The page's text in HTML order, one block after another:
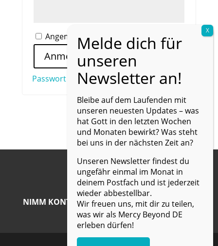
Angemeldet bleiben
Anmelden
Passwort vergessen?
NIMM KONTAKT MIT UNS AUF UND ERFAHRE
MEHR!
Bleibe auf dem Laufenden mit
unseren neuesten Updates – was
hat Gott in den letzten Wochen
und Monaten bewirkt? Was steht
bei uns in der nächsten Zeit an?
Unseren Newsletter findest du
ungefähr einmal im Monat in
deinem Postfach und ist jederzeit
wieder abbestellbar.
Wir freuen uns, mit dir zu teilen,
was wir als Mercy Beyond DE
erleben dürfen!